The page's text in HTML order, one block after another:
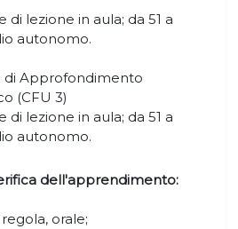
di lezione in aula; da 51 a
autonomo.
di Approfondimento
(CFU 3)
di lezione in aula; da 51 a
autonomo.
dell'apprendimento:
orale;